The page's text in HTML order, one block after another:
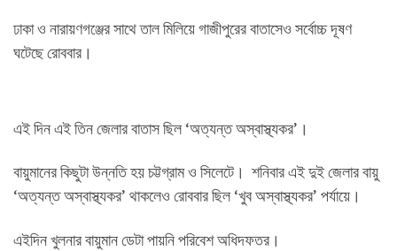
ঢাকা ও নারায়ণগঞ্জের সাথে তাল মিলিয়ে গাজীপুরের বাতাসেও সর্বোচ্চ দূষণ
ঘটেছে রোববার।
এই দিন এই তিন জেলার বাতাস ছিল ‘অত্যন্ত অস্বাস্থ্যকর’।
বায়ুমানের কিছুটা উন্নতি হয় চট্টগ্রাম ও সিলেটে। শনিবার এই দুই জেলার বায়ু
‘অত্যন্ত অস্বাস্থ্যকর’ থাকলেও রোববার ছিল ‘খুব অস্বাস্থ্যকর’ পর্যায়ে।
এইদিন খুলনার বায়ুমান ডেটা পায়নি পরিবেশ অধিদফতর।